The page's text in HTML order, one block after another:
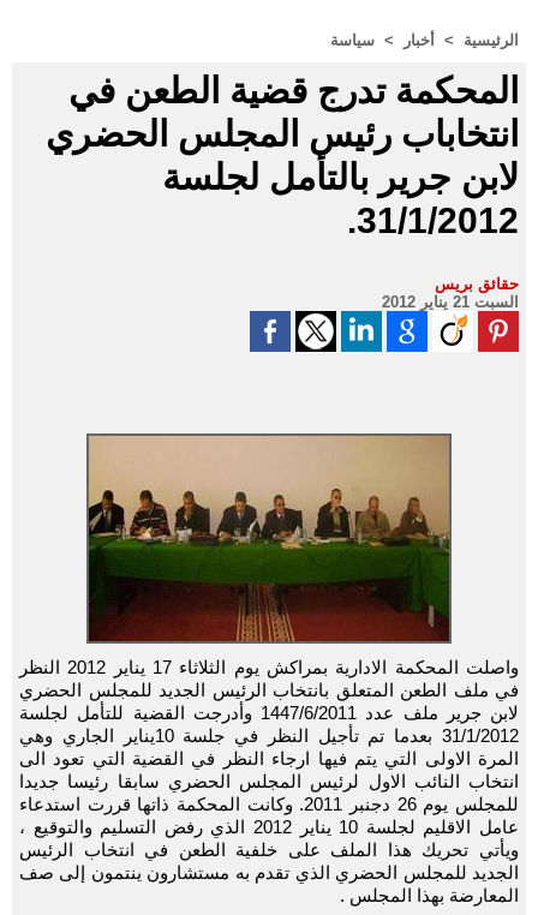
الرئيسية > أخبار > سياسة
المحكمة تدرج قضية الطعن في
انتخاباب رئيس المجلس الحضري
لابن جرير بالتأمل لجلسة
31/1/2012.
حقائق بريس
السبت 21 يناير 2012
واصلت المحكمة الادارية بمراكش يوم الثلاثاء 17 يناير 2012 النظر
في ملف الطعن المتعلق بانتخاب الرئيس الجديد للمجلس الحضري
لابن جرير ملف عدد 1447/6/2011 وأدرجت القضية للتأمل لجلسة
31/1/2012 بعدما تم تأجيل النظر في جلسة 10يناير الجاري وهي
المرة الاولى التي يتم فيها ارجاء النظر في القضية التي تعود الى
انتخاب النائب الاول لرئيس المجلس الحضري سابقا رئيسا جديدا
للمجلس يوم 26 دجنبر 2011. وكانت المحكمة ذاتها قررت استدعاء
عامل الاقليم لجلسة 10 يناير 2012 الذي رفض التسليم والتوقيع ،
ويأتي تحريك هذا الملف على خلفية الطعن في انتخاب الرئيس
الجديد للمجلس الحضري الذي تقدم به مستشارون ينتمون إلى صف
المعارضة بهذا المجلس .